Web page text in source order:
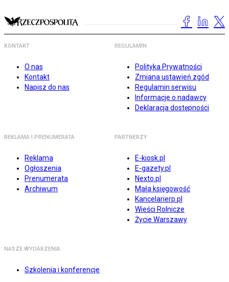
KONTAKT
O nas
Kontakt
Napisz do nas
REGULAMIN
Polityka Prywatności
Zmiana ustawień zgód
Regulamin serwisu
Informacje o nadawcy
Deklaracja dostępności
REKLAMA I PRENUMERATA
Reklama
Ogłoszenia
Prenumerata
Archiwum
PARTNERZY
E-kiosk.pl
E-gazety.pl
Nexto.pl
Mała księgowość
Kancelarierp.pl
Wieści Rolnicze
Życie Warszawy
NASZE WYDARZENIA
Szkolenia i konferencje